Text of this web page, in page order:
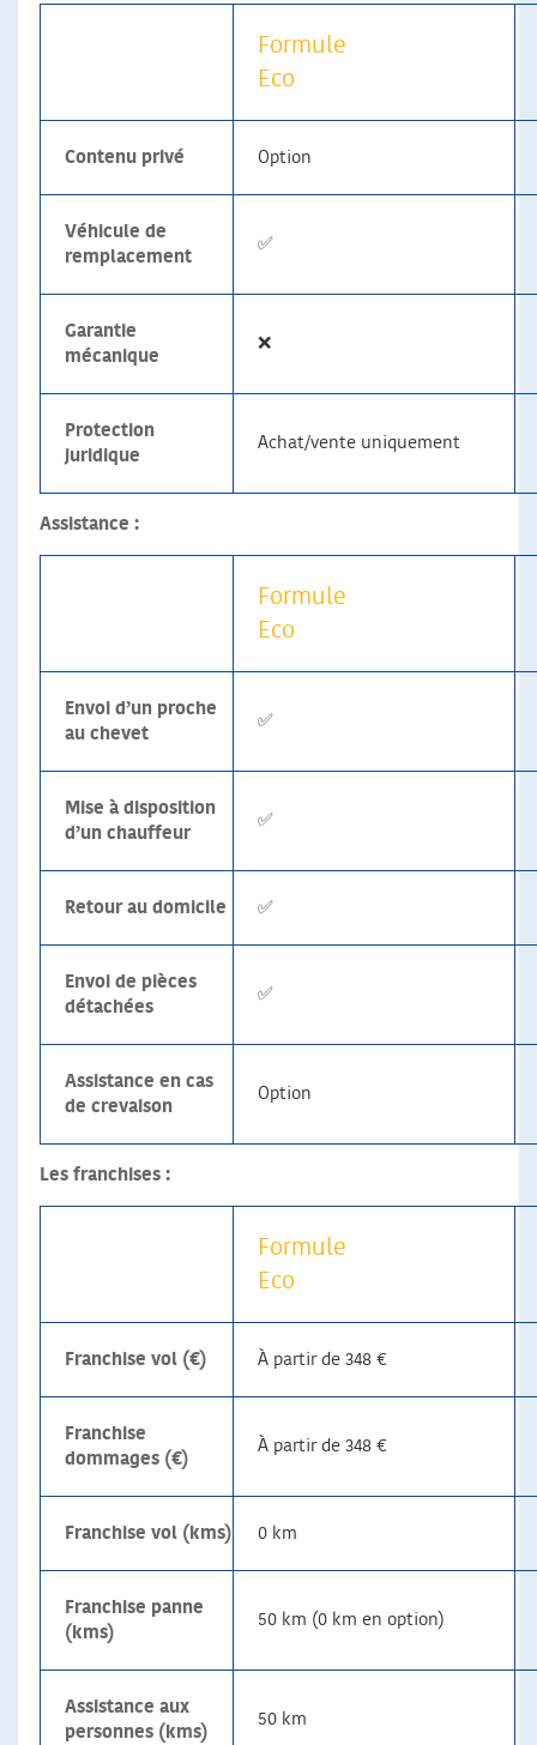
Formule
Eco
Contenu privé Option
Véhicule de
remplacement
✅
Garantie
mécanique
❌
Protection
juridique
Achat/vente uniquement
Assistance :
Formule
Eco
Envoi d’un proche
au chevet
✅
Mise à disposition
d’un chauffeur
✅
Retour au domicile ✅
Envoi de pièces
détachées
✅
Assistance en cas
de crevaison
Option
Les franchises :
Formule
Eco
Franchise vol (€) À partir de 348 €
Franchise
dommages (€)
À partir de 348 €
Franchise vol (kms) 0 km
Franchise panne
(kms)
50 km (0 km en option)
Assistance aux
personnes (kms)
50 km